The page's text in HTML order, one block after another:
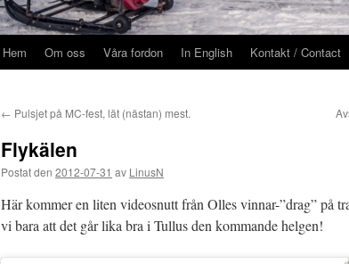
Hem Om oss Våra fordon In English Kontakt / Contact
← Pulsjet på MC-fest, lät (nästan) mest.
Flykälen
Postat den 2012-07-31 av LinusN
Här kommer en liten videosnutt från Olles vinnar-”drag” på
vi bara att det går lika bra i Tullus den kommande helgen!